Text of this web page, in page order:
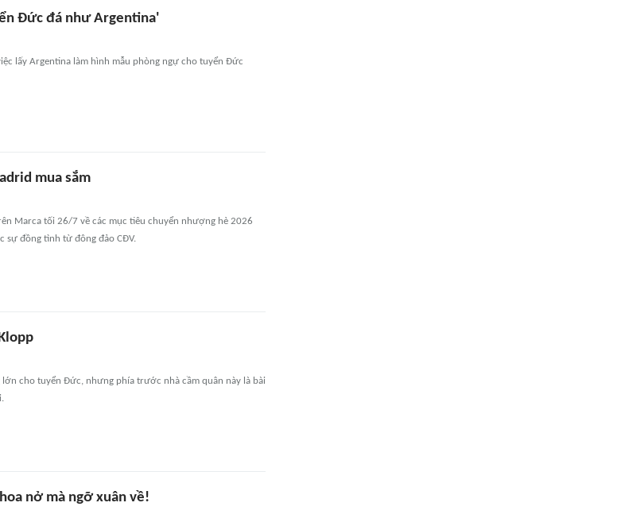
Đức đá như Argentina'
lấy Argentina làm hình mẫu phòng ngự cho tuyển Đức
mua sắm
Marca tối 26/7 về các mục tiêu chuyển nhượng hè 2026
sự đồng tình từ đông đảo CĐV.
lớn cho tuyển Đức, nhưng phía trước nhà cầm quân này là bài
nở mà ngỡ xuân về!